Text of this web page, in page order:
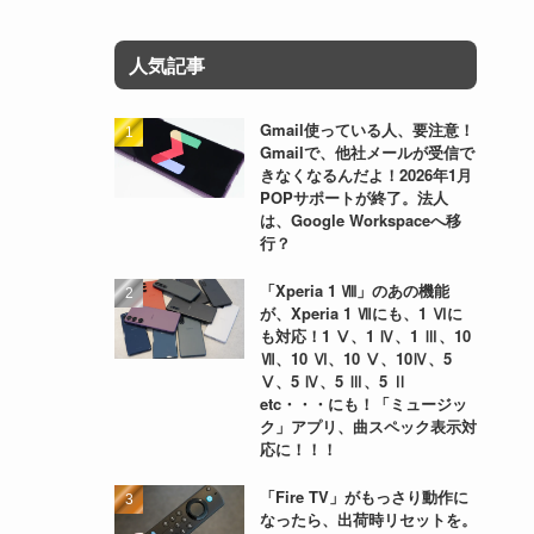
人気記事
Gmail使っている人、要注意！
Gmailで、他社メールが受信で
きなくなるんだよ！2026年1月
POPサポートが終了。法人
は、Google Workspaceへ移
行？
「Xperia 1 Ⅷ」のあの機能
が、Xperia 1 Ⅶにも、1 Ⅵに
も対応！1 Ⅴ、1 Ⅳ、1 Ⅲ、10
Ⅶ、10 Ⅵ、10 Ⅴ、10Ⅳ、5
Ⅴ、5 Ⅳ、5 Ⅲ、5 Ⅱ
etc・・・にも！「ミュージッ
ク」アプリ、曲スペック表示対
応に！！！
「Fire TV」がもっさり動作に
なったら、出荷時リセットを。